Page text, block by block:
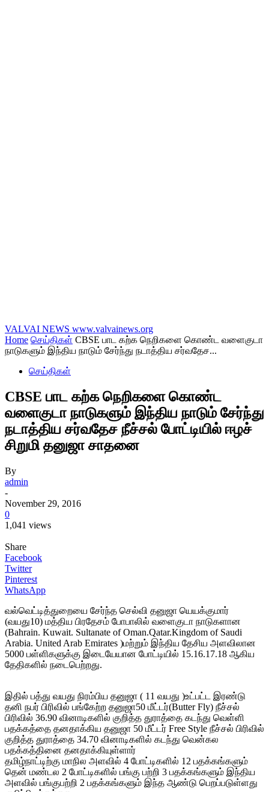
VALVAI NEWS www.valvainews.org
Home செய்திகள் CBSE பாட கற்க நெறிகளை கொண்ட வளைகுடா
நாடுகளும் இந்திய நாடும் சேர்ந்து நடாத்திய சர்வதேச...
செய்திகள்
CBSE பாட கற்க நெறிகளை கொண்ட
வளைகுடா நாடுகளும் இந்திய நாடும் சேர்ந்து
நடாத்திய சர்வதேச நீச்சல் போட்டியில் ஈழச்
சிறுமி தனுஜா சாதனை
By
admin
-
November 29, 2016
0
1,041 views
Share
Facebook
Twitter
Pinterest
WhatsApp
வல்வெட்டித்துறையை சேர்ந்த செல்வி தனுஜா யெயக்குமார்
(வயது10) மத்திய பிரதேசம் போபாலில் வளைகுடா நாடுகளான
(Bahrain. Kuwait. Sultanate of Oman.Qatar.Kingdom of Saudi
Arabia. United Arab Emirates )மற்றும் இந்திய தேசிய அளவிலான
5000 பள்ளிகளுக்கு இடையேயான போட்டியில் 15.16.17.18 ஆகிய
தேதிகளில் நடைபெற்றது.
இதில் பத்து வயது நிரம்பிய தனுஜா ( 11 வயது )உட்பட்ட இரண்டு
தனி நபர் பிரிவில் பங்கேற்ற தனுஜா50 மீட்டர்(Butter Fly) நீச்சல்
பிரிவில் 36.90 வினாடிகளில் குறித்த துராத்தை கடந்து வெள்ளி
பதக்கத்தை தனதாக்கிய தனுஜா 50 மீட்டர் Free Style நீச்சல் பிரிவில்
குறித்த துராத்தை 34.70 வினாடிகளில் கடந்து வென்கல
பதக்கத்தினை தனதாக்கியுள்ளார்
தமிழ்நாட்டிற்கு மாநில அளவில் 4 போட்டிகளில் 12 பதக்கங்களும்
தென் மண்டல 2 போட்டிகளில் பங்கு பற்றி 3 பதக்கங்களும் இந்திய
அளவில் பங்குபற்றி 2 பதக்கங்களும் இந்த ஆண்டு பெறப்படுள்ளது